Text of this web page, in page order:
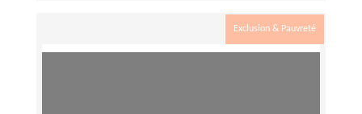
Exclusion & Pauvreté